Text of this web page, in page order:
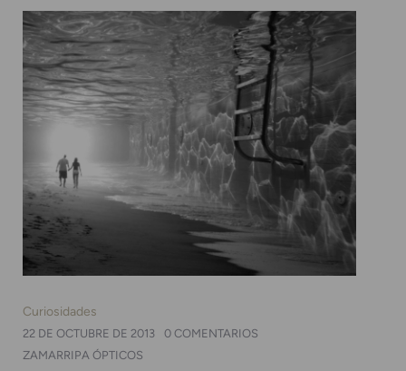
Curiosidades
22 DE OCTUBRE DE 2013
0 COMENTARIOS
ZAMARRIPA ÓPTICOS